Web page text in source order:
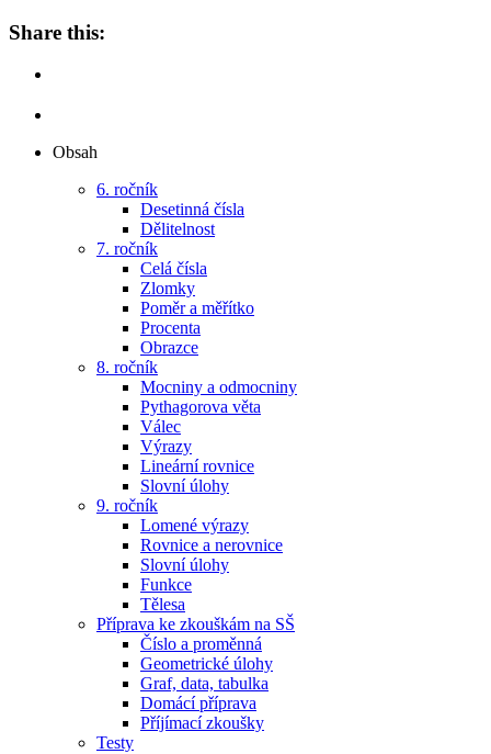
Share this:
Obsah
6. ročník
Desetinná čísla
Dělitelnost
7. ročník
Celá čísla
Zlomky
Poměr a měřítko
Procenta
Obrazce
8. ročník
Mocniny a odmocniny
Pythagorova věta
Válec
Výrazy
Lineární rovnice
Slovní úlohy
9. ročník
Lomené výrazy
Rovnice a nerovnice
Slovní úlohy
Funkce
Tělesa
Příprava ke zkouškám na SŠ
Číslo a proměnná
Geometrické úlohy
Graf, data, tabulka
Domácí příprava
Příjímací zkoušky
Testy